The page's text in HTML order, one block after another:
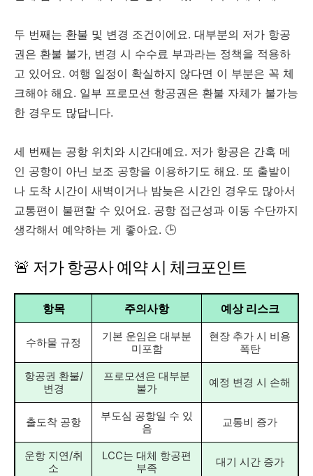
두 번째는 환불 및 변경 조건이에요. 대부분의 저가 항공
권은 환불 불가, 변경 시 수수료 부과라는 정책을 적용하
고 있어요. 여행 일정이 확실하지 않다면 이 부분은 꼭 체
크해야 해요. 일부 프로모션 항공권은 환불 자체가 불가능
한 경우도 많답니다.
세 번째는 공항 위치와 시간대예요. 저가 항공은 간혹 메
인 공항이 아닌 보조 공항을 이용하기도 해요. 또 출발이
나 도착 시간이 새벽이거나 밤늦은 시간인 경우도 많아서
교통편이 불편할 수 있어요. 공항 접근성과 이동 수단까지
생각해서 예약하는 게 좋아요. 🕒
🚨 저가 항공사 예약 시 체크포인트
항목 주의사항 예상 리스크
수하물 규정
기본 운임은 대부분
미포함
현장 추가 시 비용
폭탄
항공권 환불/
변경
프로모션은 대부분
불가
예정 변경 시 손해
출도착 공항
부도심 공항일 수 있
음
교통비 증가
운항 지연/취
소
LCC는 대체 항공편
부족
대기 시간 증가